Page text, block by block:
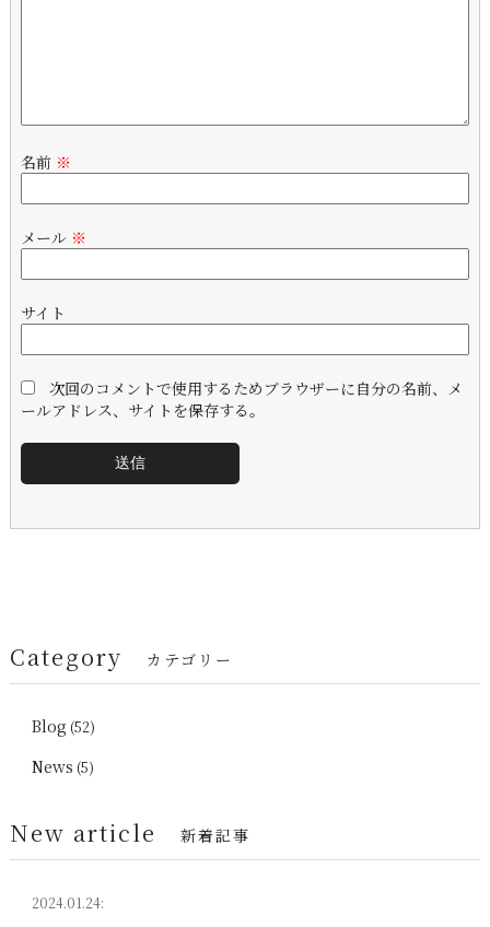
名前 ※
メール ※
サイト
次回のコメントで使用するためブラウザーに自分の名前、メ
ールアドレス、サイトを保存する。
Category カテゴリー
Blog (52)
News (5)
New article 新着記事
2024.01.24: